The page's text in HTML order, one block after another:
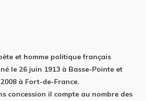
et homme politique français
le 26 juin 1913 à Basse-Pointe et
à Fort-de-France.
concession il compte au nombre des